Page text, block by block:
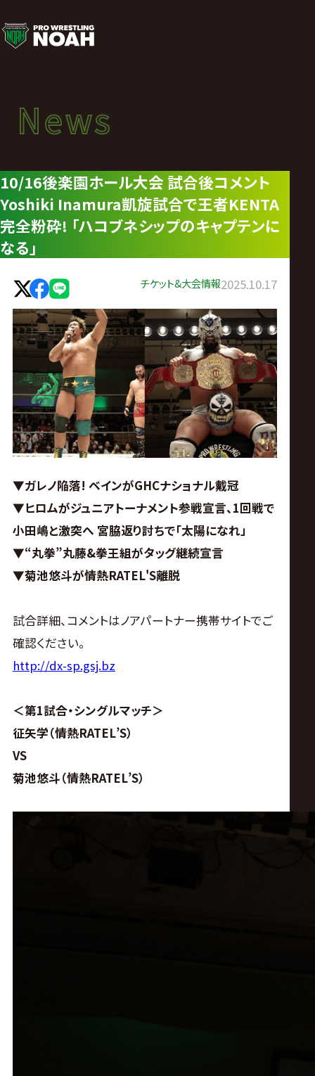
ニ
ュ
ー
ス
|
プ
ロ
レ
ス
リ
ン
グ・
ノ
ア
公
サ
イ
ト
News
ニュース
News
10/16後楽園ホール大会 試合後コメント
Yoshiki Inamura凱旋試合で王者KENTA
完全粉砕! 「ハコブネシップのキャプテンに
なる」
チケット&大会情報2025.10.17
▼ガレノ陥落! ベインがGHCナショナル戴冠
▼ヒロムがジュニアトーナメント参戦宣言、1回戦で
小田嶋と激突へ 宮脇返り討ちで「太陽になれ」
▼“丸拳”丸藤&拳王組がタッグ継続宣言
▼菊池悠斗が情熱RATEL'S離脱
試合詳細、コメントはノアパートナー携帯サイトでご
確認ください。
http://dx-sp.gsj.bz
＜第1試合・シングルマッチ＞
征矢学（情熱RATEL’S）
VS
菊池悠斗（情熱RATEL’S）